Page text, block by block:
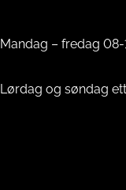
Mandag – fredag 08-
Lørdag og søndag